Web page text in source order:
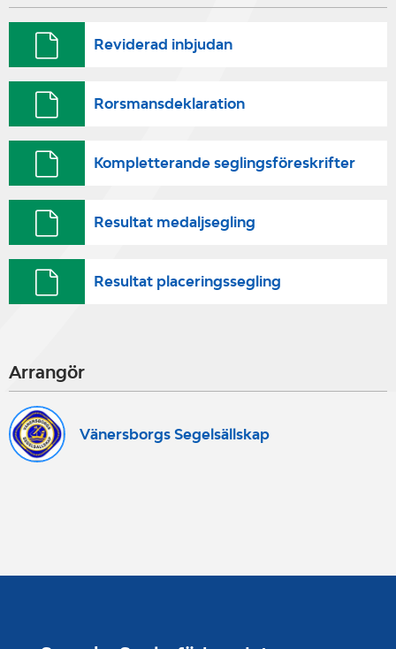
Reviderad inbjudan
Rorsmansdeklaration
Kompletterande seglingsföreskrifter
Resultat medaljsegling
Resultat placeringssegling
Arrangör
Vänersborgs Segelsällskap